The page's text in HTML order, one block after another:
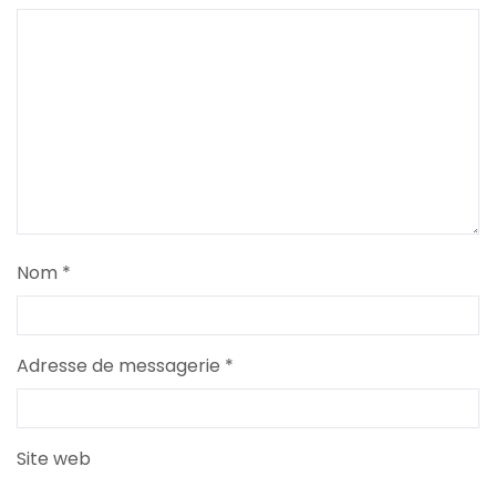
Nom *
Adresse de messagerie *
Site web